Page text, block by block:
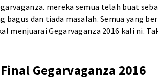
mereka semua telah buat
bagus dan tiada masalah. Semua yang
menjuarai Gegarvaganza 2016 kali ni.
Gegarvaganza 2016